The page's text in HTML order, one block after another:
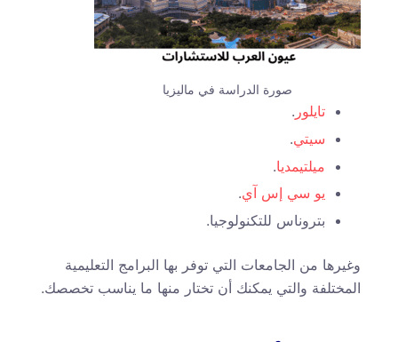
صورة الدراسة في ماليزيا
تايلور .
سيتي.
ميلتيمديا.
يو سي إس آي.
بتروناس للتكنولوجيا.
وغيرها من الجامعات التي توفر بها البرامج التعليمية
المختلفة والتي يمكنك أن تختار منها ما يناسب تخصصك.